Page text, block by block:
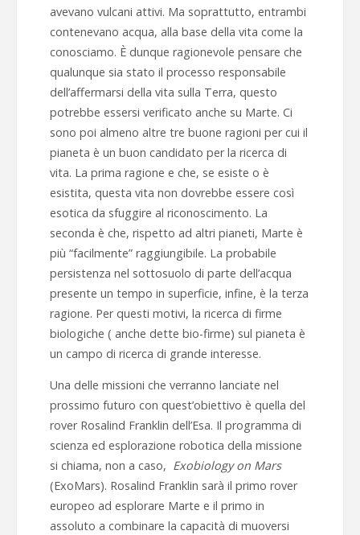
avevano vulcani attivi. Ma soprattutto, entrambi
contenevano acqua, alla base della vita come la
conosciamo. È dunque ragionevole pensare che
qualunque sia stato il processo responsabile
dell’affermarsi della vita sulla Terra, questo
potrebbe essersi verificato anche su Marte. Ci
sono poi almeno altre tre buone ragioni per cui il
pianeta è un buon candidato per la ricerca di
vita. La prima ragione e che, se esiste o è
esistita, questa vita non dovrebbe essere così
esotica da sfuggire al riconoscimento. La
seconda è che, rispetto ad altri pianeti, Marte è
più “facilmente” raggiungibile. La probabile
persistenza nel sottosuolo di parte dell’acqua
presente un tempo in superficie, infine, è la terza
ragione. Per questi motivi, la ricerca di firme
biologiche ( anche dette bio-firme) sul pianeta è
un campo di ricerca di grande interesse.
Una delle missioni che verranno lanciate nel
prossimo futuro con quest’obiettivo è quella del
rover Rosalind Franklin dell’Esa. Il programma di
scienza ed esplorazione robotica della missione
si chiama, non a caso, Exobiology on Mars
(ExoMars). Rosalind Franklin sarà il primo rover
europeo ad esplorare Marte e il primo in
assoluto a combinare la capacità di muoversi